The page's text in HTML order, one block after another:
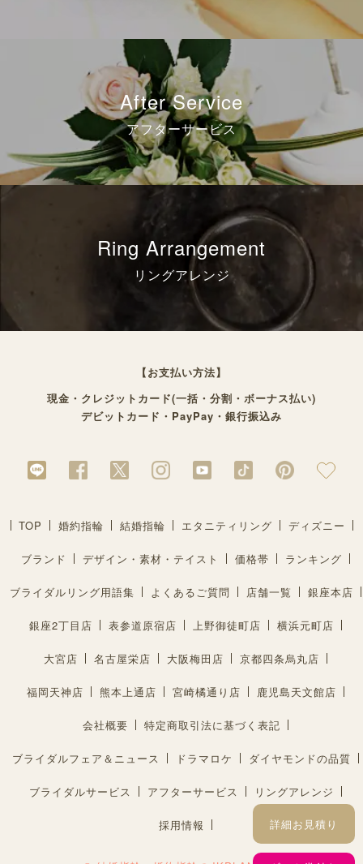
After Service
アフターサービス
Ring Arrangement
リングアレンジ
詳細お見積り
【お支払い方法】
現金・クレジットカード(一括・分割・ボーナス払い)
デビットカード・PayPay・銀行振込み
TOP 婚約指輪 結婚指輪 エタニティリング ディズニー
ブランド デザイン・素材・テイスト 価格帯 ランキング
ブライダルリング用語集 よくあるご質問 店舗一覧 銀座本店
銀座2丁目店 表参道原宿店 上野御徒町店 横浜元町店
大宮店 名古屋栄店 大阪梅田店 京都四条烏丸店
福岡天神店 熊本上通店 宮崎橘通り店 鹿児島天文館店
会社概要 特定商取引法に基づく表記
ブライダルフェア＆ニュース ドラマロケ ダイヤモンドの品質
ブライダルサービス アフターサービス リングアレンジ
採用情報